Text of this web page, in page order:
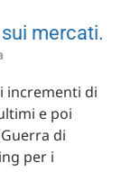
mercati.
incrementi di
e poi
di
per i